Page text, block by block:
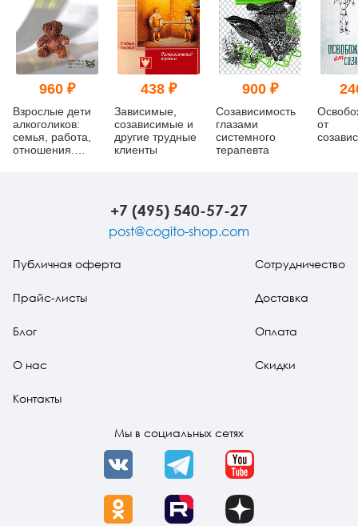
960 ₽
Взрослые дети
алкоголиков:
семья, работа,
отношения.
438 ₽
Зависимые,
созависимые и
другие трудные
клиенты
900 ₽
Созависимость
глазами
системного
терапевта
от
+7 (495) 540-57-27
post@cogito-shop.com
Публичная оферта
Прайс-листы
Блог
О нас
Контакты
Сотрудничество
Доставка
Оплата
Скидки
Мы в социальных сетях
VK Telegram YouTube
OK Rutube Dzen